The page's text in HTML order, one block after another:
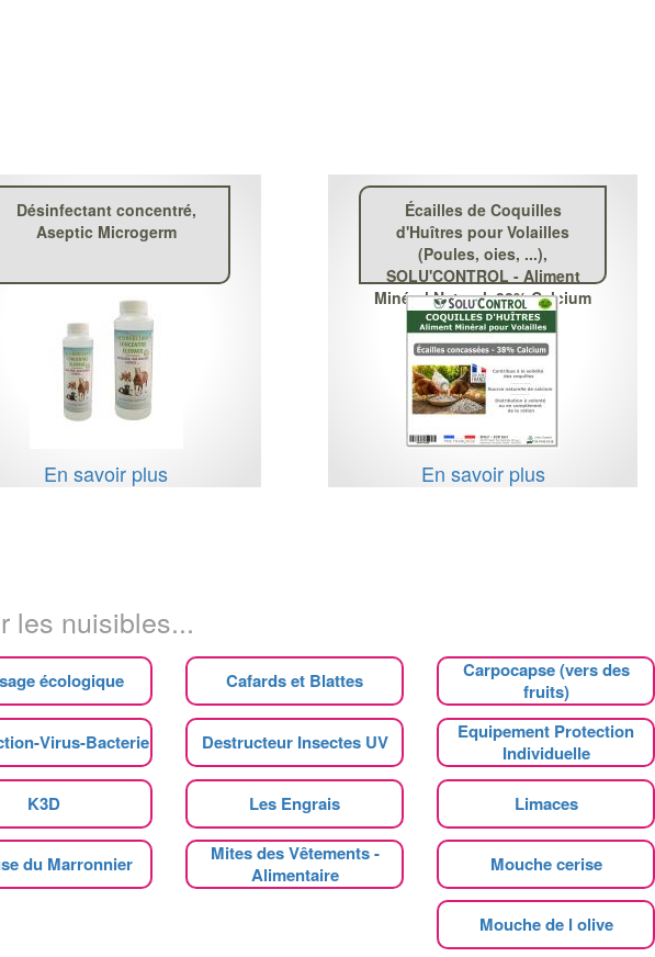
Désinfectant concentré,
Aseptic Microgerm
En savoir plus
Écailles de Coquilles
d'Huîtres pour Volailles
(Poules, oies, ...),
SOLU'CONTROL - Aliment
Minéral Naturel, 38% Calcium
En savoir plus
les nuisibles...
écologique Cafards et Blattes
Carpocapse (vers des
fruits)
Virus-Bacterie Destructeur Insectes UV
Equipement Protection
Individuelle
K3D Les Engrais Limaces
du Marronnier
Mites des Vêtements -
Alimentaire
Mouche cerise
Mouche de l olive